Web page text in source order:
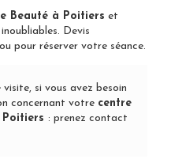
Beauté à Poitiers et
Devis
pour réserver votre séance.
si vous avez besoin
concernant votre centre
Poitiers : prenez contact